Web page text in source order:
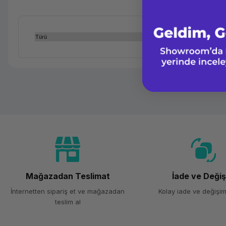
Türü
Mağazadan Teslimat
İnternetten sipariş et ve mağazadan
teslim al
İade ve
Kolay iade ve